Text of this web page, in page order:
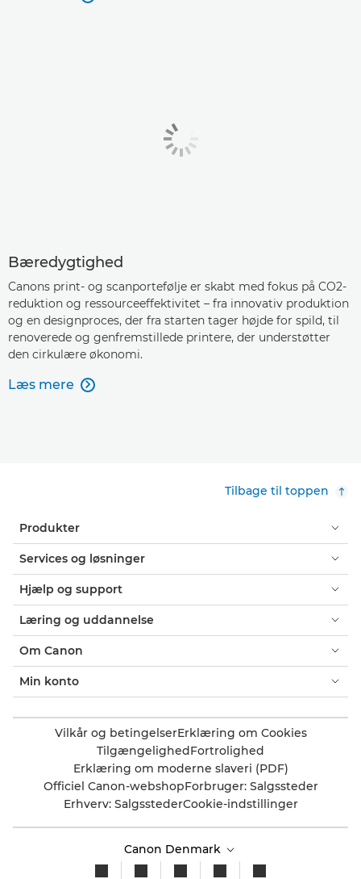
Bæredygtighed
Canons print- og scanportefølje er skabt med fokus på CO2-
reduktion og ressourceeffektivitet – fra innovativ produktion
og en designproces, der fra starten tager højde for spild, til
renoverede og genfremstillede printere, der understøtter
den cirkulære økonomi.
Læs mere 
Tilbage til toppen
Produkter
Services og løsninger
Hjælp og support
Læring og uddannelse
Om Canon
Min konto
Vilkår og betingelserErklæring om Cookies
TilgængelighedFortrolighed
Erklæring om moderne slaveri (PDF)
Officiel Canon-webshopForbruger: Salgssteder
Erhverv: SalgsstederCookie-indstillinger
Canon Denmark